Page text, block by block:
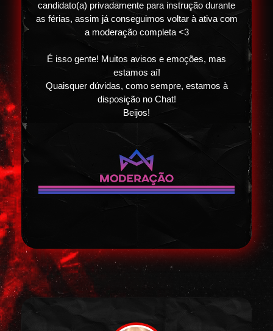
candidato(a) privadamente para instrução durante
as férias, assim já conseguimos voltar à ativa com
a moderação completa <3
É isso gente! Muitos avisos e emoções, mas
estamos aí!
Quaisquer dúvidas, como sempre, estamos à
disposição no Chat!
Beijos!